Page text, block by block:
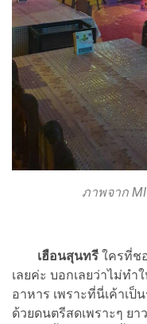
ภาพจาก
เฮือนสุนทรี ใครที่ช
เลยค่ะ บอกเลยว่าไม่ทำ
อาหาร เพราะที่นี่เค้าเ
ด้วยดนตรีสดเพราะๆ ย